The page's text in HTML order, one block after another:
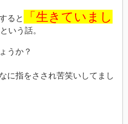
ると
「生きていまし
いう話。
うか？
に指をさされ苦笑いしてまし